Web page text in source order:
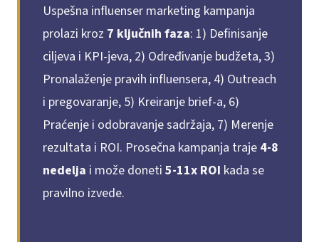
Uspešna influenser marketing kampanja
prolazi kroz 7 ključnih faza: 1) Definisanje
ciljeva i KPI-jeva, 2) Određivanje budžeta, 3)
Pronalaženje pravih influensera, 4) Outreach
i pregovaranje, 5) Kreiranje brief-a, 6)
Praćenje i odobravanje sadržaja, 7) Merenje
rezultata i ROI. Prosečna kampanja traje 4-8
nedelja i može doneti 5-11x ROI kada se
pravilno izvede.